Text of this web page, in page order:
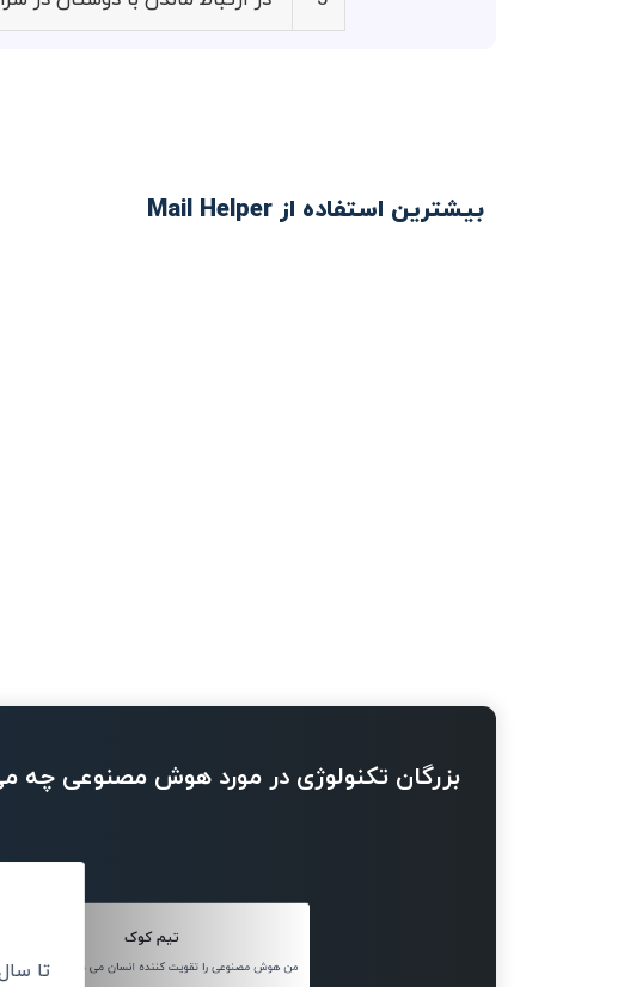
بیشترین استفاده از Mail Helper
بزرگان تکنولوژی در مورد هوش مصنوعی چه
تیم کوک
من هوش مصنوعی را تقویت کننده انسان می دانم، نه جایگزین